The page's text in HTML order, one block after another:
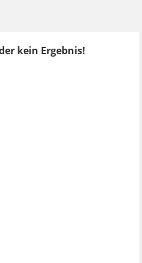
kein Ergebnis!